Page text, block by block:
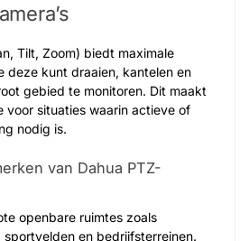
Tilt, Zoom) biedt maximale
deze kunt draaien, kantelen en
gebied te monitoren. Dit maakt
voor situaties waarin actieve of
nodig is.
van Dahua PTZ-
openbare ruimtes zoals
sportvelden en bedrijfsterreinen.